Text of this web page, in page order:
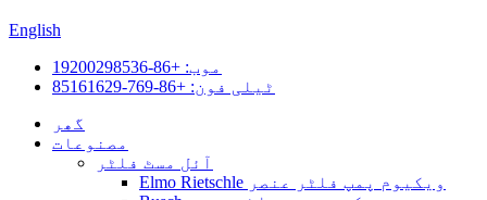
English
موب: +86-19200298536
ٹیلی فون: +86-769-85161629
گھر
مصنوعات
آئل مسٹ فلٹر
Elmo Rietschle ویکیوم پمپ فلٹر عنصر